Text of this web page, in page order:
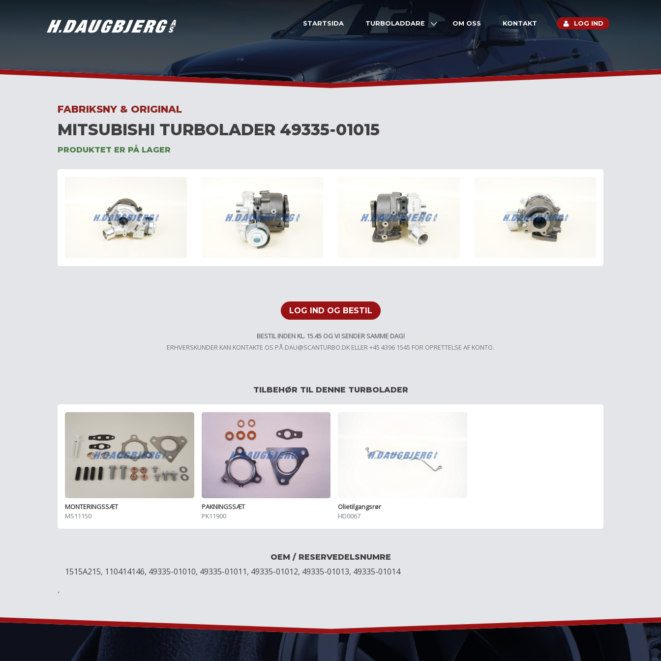
STARTSIDA TURBOLADDARE OM OSS KONTAKT LOG IND
FABRIKSNY & ORIGINAL
MITSUBISHI TURBOLADER 49335-01015
PRODUKTET ER PÅ LAGER
LOG IND OG BESTIL
BESTIL INDEN KL. 15.45 OG VI SENDER SAMME DAG!
ERHVERSKUNDER KAN KONTAKTE OS PÅ DAU@SCANTURBO.DK ELLER +45 4396 1545 FOR OPRETTELSE AF KONTO.
TILBEHØR TIL DENNE TURBOLADER
MONTERINGSSÆT
MS11150
PAKNINGSSÆT
PK11900
Olietilgangsrør
HD0067
OEM / RESERVEDELSNUMRE
1515A215, 110414146, 49335-01010, 49335-01011, 49335-01012, 49335-01013, 49335-01014
´